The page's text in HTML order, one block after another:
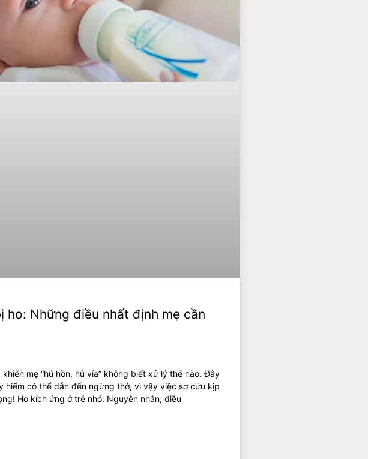
ho: Những điều nhất định mẹ cần
khiến mẹ “hú hồn, hú vía” không biết xử lý thế nào. Đây
hiểm có thể dẫn đến ngừng thở, vì vậy việc sơ cứu kịp
Ho kích ứng ở trẻ nhỏ: Nguyên nhân, điều